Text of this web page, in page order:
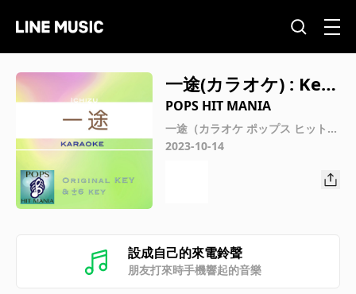
一途(カラオケ) : Key
+6
POPS HIT MANIA
一途（カラオケ ポップス ヒット
マニア）
2023-10-14
設成自己的來電鈴聲
朋友打來時手機響起的音樂